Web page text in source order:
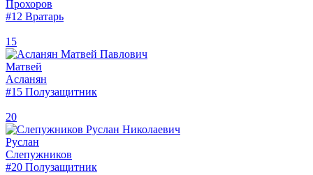
Прохоров
#12 Вратарь
15
Матвей
Асланян
#15 Полузащитник
20
Руслан
Слепужников
#20 Полузащитник